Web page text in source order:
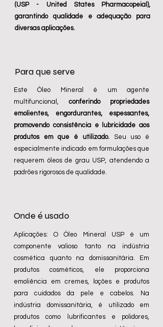
(USP - United States Pharmacopeial),
garantindo qualidade e adequação para
diversas aplicações.
Para que serve
​Este Óleo Mineral é um agente
multifuncional, conferindo propriedades
emolientes, engordurantes, espessantes,
promovendo consistência e lubricidade aos
produtos em que é utilizado.
Seu uso é
especialmente indicado em formulações que
requerem óleos de grau USP, atendendo a
padrões rigorosos de qualidade.
Onde é usado
Aplicações: O Óleo Mineral USP é um
componente valioso tanto na indústria
cosmética quanto na domissanitária. Em
produtos cosméticos, ele proporciona
emoliência em cremes, loções e produtos
para cuidados da pele e cabelos. Na
indústria domissanitária, é utilizado em
produtos como lubrificantes e polidores,